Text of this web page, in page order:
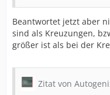
Beantwortet jetzt aber
sind als Kreuzungen,
größer ist als bei der
Zitat von